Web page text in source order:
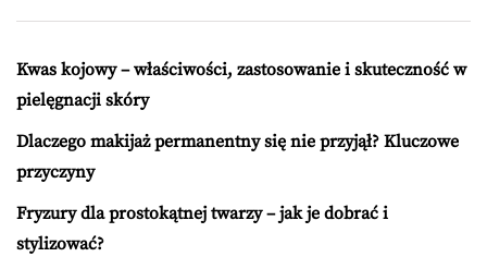
Kwas kojowy – właściwości, zastosowanie i skuteczność w
pielęgnacji skóry
Dlaczego makijaż permanentny się nie przyjął? Kluczowe
przyczyny
Fryzury dla prostokątnej twarzy – jak je dobrać i
stylizować?